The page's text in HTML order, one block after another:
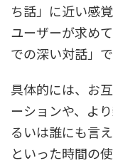
ち話」に近い感
ユーザーが求め
での深い対話」で
具体的には、お
ーションや、よ
るいは誰にも言
といった時間の